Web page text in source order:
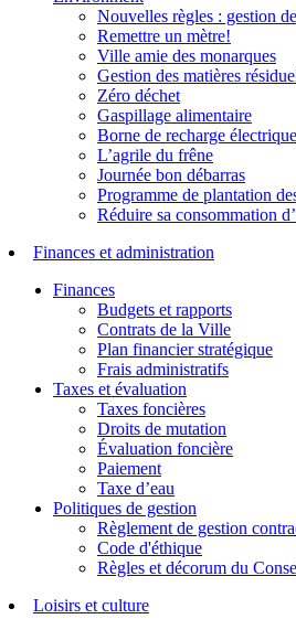
Nouvelles règles : gestion
Remettre un mètre!
Ville amie des monarques
Gestion des matières
Zéro déchet
Gaspillage alimentaire
Borne de recharge électrique
L’agrile du frêne
Journée bon débarras
Programme de plantation
Réduire sa consommation
Finances et administration
Finances
Budgets et rapports
Contrats de la Ville
Plan financier stratégique
Frais administratifs
Taxes et évaluation
Taxes foncières
Droits de mutation
Évaluation foncière
Paiement
Taxe d’eau
Politiques de gestion
Règlement de gestion
Code d'éthique
Règles et décorum du
Loisirs et culture